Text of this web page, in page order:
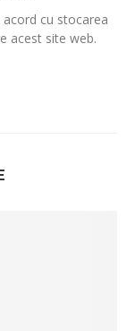
cu stocarea
acest site web.